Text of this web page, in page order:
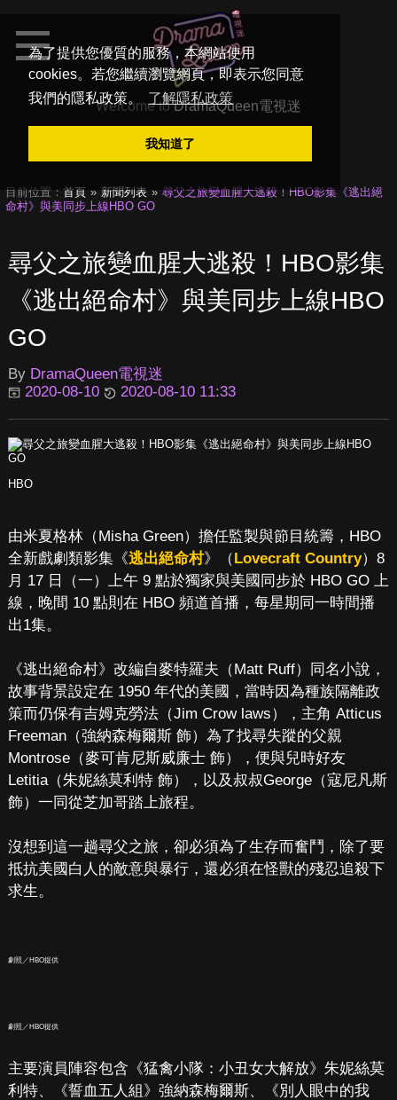
為了提供您優質的服務，本網站使用
cookies。若您繼續瀏覽網頁，即表示您同意
我們的隱私政策。
了解隱私政策
我知道了
Welcome toDramaQueen電視迷
目前位置： 首頁 新聞列表
尋父之旅變血腥大逃殺！HBO影集《逃出絕
命村》與美同步上線HBO GO
尋父之旅變血腥大逃殺！HBO影集
《逃出絕命村》與美同步上線HBO
GO
By DramaQueen電視迷
2020-08-10
2020-08-10 11:33
HBO
由米夏格林（Misha Green）擔任監製與節目統籌，HBO
全新戲劇類影集《逃出絕命村》（Lovecraft Country）8
月 17 日（一）上午 9 點於獨家與美國同步於 HBO GO 上
線，晚間 10 點則在 HBO 頻道首播，每星期同一時間播
出1集。
《逃出絕命村》改編自麥特羅夫（Matt Ruff）同名小說，
故事背景設定在 1950 年代的美國，當時因為種族隔離政
策而仍保有吉姆克勞法（Jim Crow laws），主角 Atticus
Freeman（強納森梅爾斯 飾）為了找尋失蹤的父親
Montrose（麥可肯尼斯威廉士 飾），便與兒時好友
Letitia（朱妮絲莫利特 飾），以及叔叔George（寇尼凡斯
飾）一同從芝加哥踏上旅程。
沒想到這一趟尋父之旅，卻必須為了生存而奮鬥，除了要
抵抗美國白人的敵意與暴行，還必須在怪獸的殘忍追殺下
求生。
劇照／HBO提供
劇照／HBO提供
主要演員陣容包含《猛禽小隊：小丑女大解放》朱妮絲莫
利特、《誓血五人組》強納森梅爾斯、《別人眼中的我